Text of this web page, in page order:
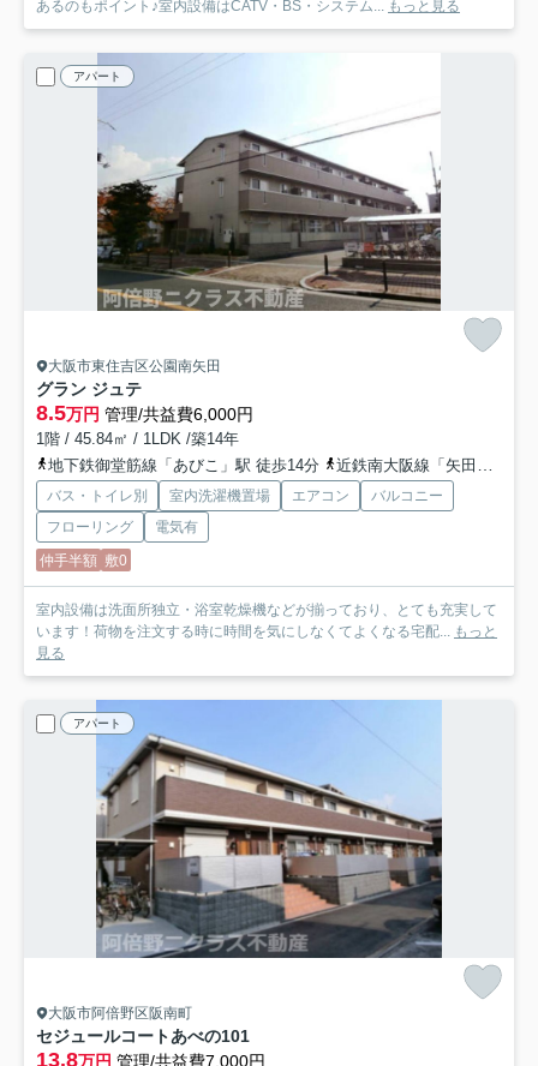
あるのもポイント♪室内設備はCATV・BS・システム... もっと見る
アパート
大阪市東住吉区公園南矢田
グラン ジュテ
8.5万円 管理/共益費6,000円
1階 / 45.84㎡ / 1LDK /築14年
地下鉄御堂筋線「あびこ」駅 徒歩14分
近鉄南大阪線「矢田」駅 徒歩20分
バス・トイレ別 室内洗濯機置場 エアコン
バルコニー
フローリング
電気有
仲手半額 敷0
室内設備は洗面所独立・浴室乾燥機などが揃っており、とても充実して
います！荷物を注文する時に時間を気にしなくてよくなる宅配... もっと
見る
アパート
大阪市阿倍野区阪南町
セジュールコートあべの101
13.8万円 管理/共益費7,000円